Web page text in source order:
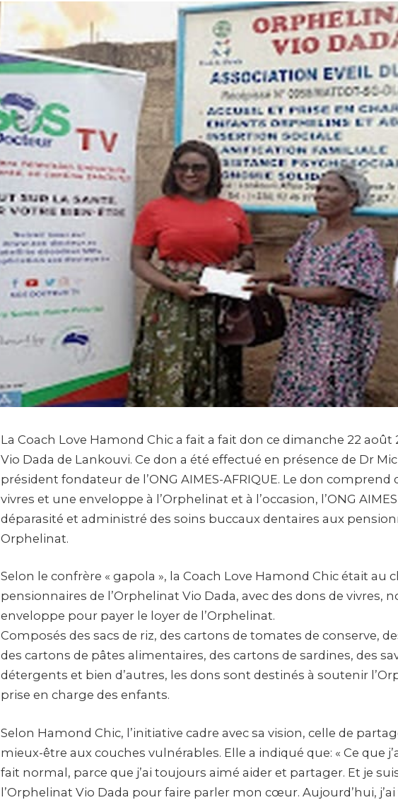
La Coach Love Hamond Chic a fait a fait don ce dimanche 22 août
Vio Dada de Lankouvi. Ce don a été effectué en présence de Dr
président fondateur de l’ONG AIMES-AFRIQUE. Le don comprend
vivres et une enveloppe à l’Orphelinat et à l’occasion, l’ONG
déparasité et administré des soins buccaux dentaires aux
Orphelinat.
Selon le confrère « gapola », la Coach Love Hamond Chic était au
pensionnaires de l’Orphelinat Vio Dada, avec des dons de vivres,
enveloppe pour payer le loyer de l’Orphelinat.
Composés des sacs de riz, des cartons de tomates de conserve,
des cartons de pâtes alimentaires, des cartons de sardines, des
détergents et bien d’autres, les dons sont destinés à soutenir
prise en charge des enfants.
Selon Hamond Chic, l’initiative cadre avec sa vision, celle de
mieux-être aux couches vulnérables. Elle a indiqué que: « Ce que
fait normal, parce que j’ai toujours aimé aider et partager. Et je
l’Orphelinat Vio Dada pour faire parler mon cœur. Aujourd’hui,